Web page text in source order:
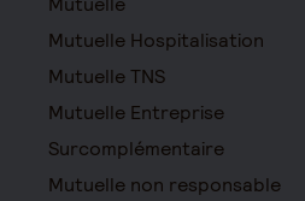
Mutuelle Hospitalisation
Mutuelle TNS
Mutuelle Entreprise
Surcomplémentaire
Mutuelle non responsable